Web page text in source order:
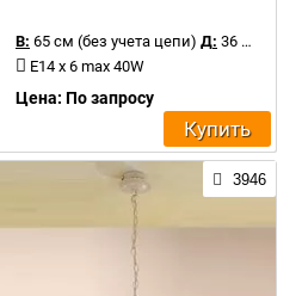
В: 65 см (без учета цепи) Д: 36 см
E14 x 6 max 40W
Цена: По запросу
Купить
3946